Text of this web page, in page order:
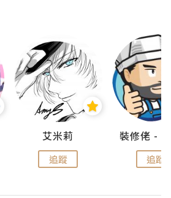
艾米莉
追蹤 追蹤